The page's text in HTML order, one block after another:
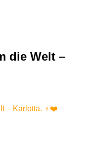
die Welt –
– Karlotta. ‍♀️❤️